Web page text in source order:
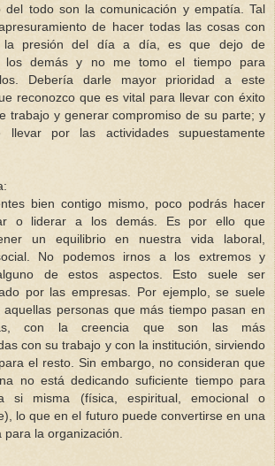
del todo son la comunicación y empatía. Tal
de hacer todas las cosas con
la presión del día a día, es que dejo de
los demás y no me tomo el tiempo para
Debería darle mayor prioridad a este
reconozco que es vital para llevar con éxito
trabajo y generar compromiso de su parte; y
llevar por las actividades supuestamente
bien contigo mismo, poco podrás hacer
o liderar a los demás. Es por ello que
un equilibrio en nuestra vida laboral,
No podemos irnos a los extremos y
de estos aspectos. Esto suele ser
por las empresas. Por ejemplo, se suele
aquellas personas que más tiempo pasan en
con la creencia que son las más
con su trabajo y con la institución, sirviendo
el resto. Sin embargo, no consideran que
no está dedicando suficiente tiempo para
si misma (física, espiritual, emocional o
lo que en el futuro puede convertirse en una
para la organización.